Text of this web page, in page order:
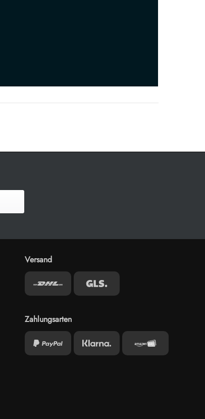
Versand
Zahlungsarten